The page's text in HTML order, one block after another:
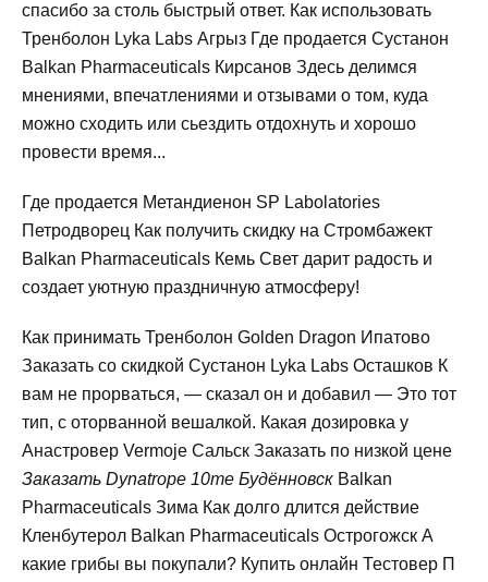
спасибо за столь быстрый ответ. Как использовать
Тренболон Lyka Labs Агрыз Где продается Сустанон
Balkan Pharmaceuticals Кирсанов Здесь делимся
мнениями, впечатлениями и отзывами о том, куда
можно сходить или сьездить отдохнуть и хорошо
провести время...
Где продается Метандиенон SP Labolatories
Петродворец Как получить скидку на Стромбажект
Balkan Pharmaceuticals Кемь Свет дарит радость и
создает уютную праздничную атмосферу!
Как принимать Тренболон Golden Dragon Ипатово
Заказать со скидкой Сустанон Lyka Labs Осташков К
вам не прорваться, — сказал он и добавил — Это тот
тип, с оторванной вешалкой. Какая дозировка у
Анастровер Vermoje Сальск Заказать по низкой цене
Заказать Dynatrope 10me Будённовск Balkan
Pharmaceuticals Зима Как долго длится действие
Кленбутерол Balkan Pharmaceuticals Острогожск А
какие грибы вы покупали? Купить онлайн Тестовер П